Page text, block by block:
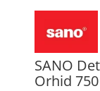
SANO
Orhid